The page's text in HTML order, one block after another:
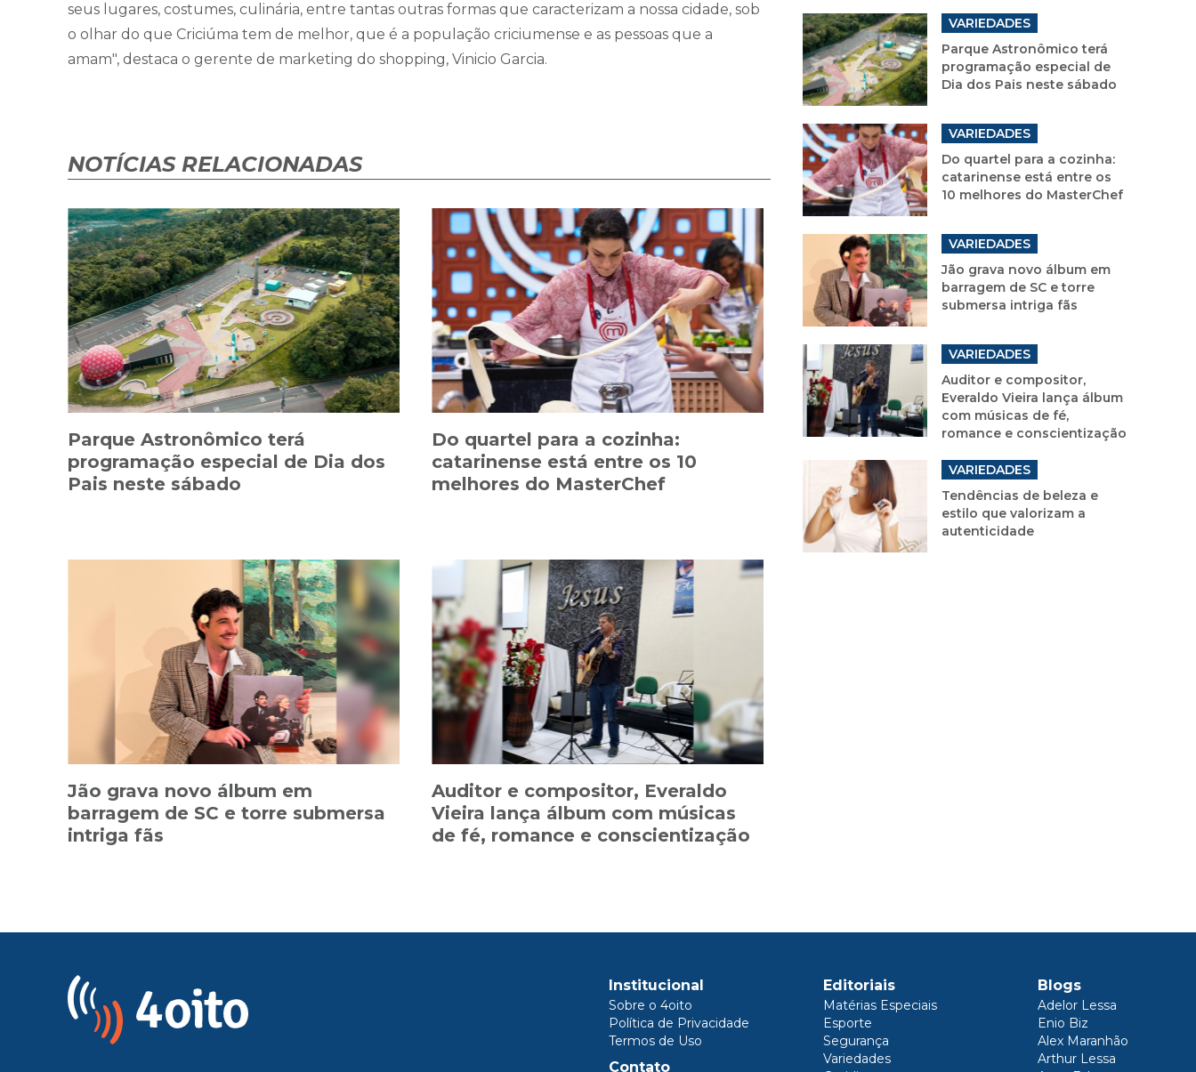
seus lugares, costumes, culinária, entre tantas outras formas que caracterizam a nossa cidade, sob
o olhar do que Criciúma tem de melhor, que é a população criciumense e as pessoas que a
amam", destaca o gerente de marketing do shopping, Vinicio Garcia.
NOTÍCIAS RELACIONADAS
Parque Astronômico terá
programação especial de Dia dos
Pais neste sábado
Do quartel para a cozinha:
catarinense está entre os 10
melhores do MasterChef
Jão grava novo álbum em
barragem de SC e torre submersa
intriga fãs
Auditor e compositor, Everaldo
Vieira lança álbum com músicas
de fé, romance e conscientização
VARIEDADES
Parque Astronômico terá
programação especial de
Dia dos Pais neste sábado
VARIEDADES
Do quartel para a cozinha:
catarinense está entre os
10 melhores do MasterChef
VARIEDADES
Jão grava novo álbum em
barragem de SC e torre
submersa intriga fãs
VARIEDADES
Auditor e compositor,
Everaldo Vieira lança álbum
com músicas de fé,
romance e conscientização
VARIEDADES
Tendências de beleza e
estilo que valorizam a
autenticidade
Institucional
Sobre o 4oito
Política de Privacidade
Termos de Uso
Contato
Editoriais
Matérias Especiais
Esporte
Segurança
Variedades
Blogs
Adelor Lessa
Enio Biz
Alex Maranhão
Arthur Lessa